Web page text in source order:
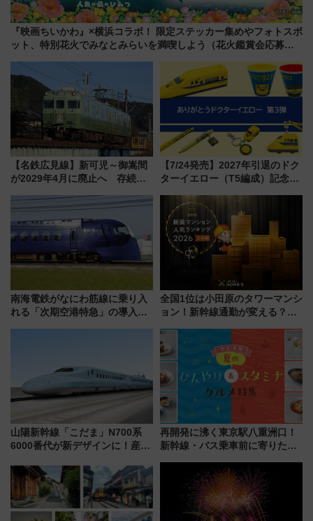
『映画ちいかわ』×横浜コラボ！ 限定ステッカー集めやフォトスポ
ット、特別花火でみなとみらいを満喫しよう（花火鑑賞会応募は
【名鉄広見線】新可児～御嵩間
が2029年4月に廃止へ 存続協
【7/24発売】2027年引退のドク
ターイエロー（T5編成）記念グ
送の目覚まし時計など通販・販
売店舗まとめ
南海電鉄がなにわ筋線に乗り入
れる「次期空港特急」の導入を
全国1位は小田原のタワーマンシ
ョン！新幹線通勤が変える？
【新築マンション人気ランキン
グ】
山陽新幹線「こだま」N700系
6000番代が新デザインに！産学
用は今冬から
再開発に沸く東京駅八重洲口！
新幹線・バス乗車前に寄りたい
やり＆スタミナグルメ」6選【新
店舗も！】